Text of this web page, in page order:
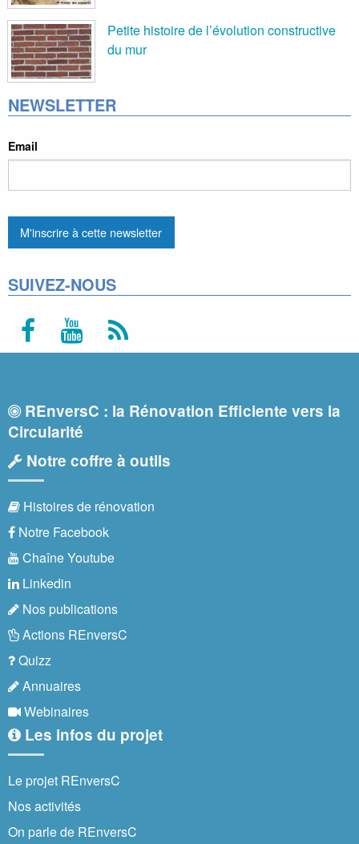
Petite histoire de l’évolution constructive
du mur
NEWSLETTER
Email
SUIVEZ-NOUS
REnversC : la Rénovation Efficiente vers la
Circularité
Notre coffre à outils
Histoires de rénovation
Notre Facebook
Chaîne Youtube
Linkedin
Nos publications
Actions REnversC
Quizz
Annuaires
Webinaires
Les infos du projet
Le projet REnversC
Nos activités
On parle de REnversC